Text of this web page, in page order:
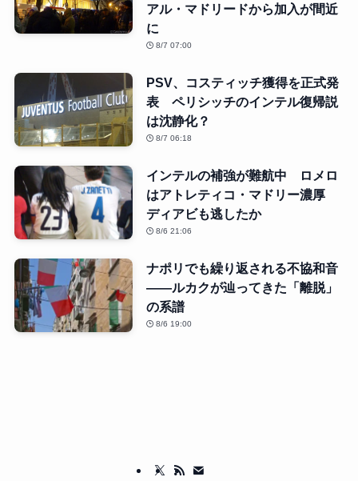
アル・マドリードから加入が間近
に
8/7 07:00
PSV、コスティッチ獲得を正式発
表 ペリシッチのインテル復帰説
は沈静化？
8/7 06:18
インテルの補強が難航中 ロメロ
はアトレティコ・マドリー濃厚
ディアビも逃したか
8/6 21:06
ナポリでも繰り返される不協和音
――ルカクが辿ってきた「離脱」
の系譜
8/6 19:00